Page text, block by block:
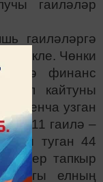
гаиләләр
гаиләләргә
Чөнки
менә финанс
кайтуны
буенча узган
11 гаилә –
туган 44
бер тапкыр
елның